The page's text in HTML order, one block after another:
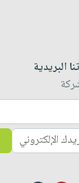
البريدية